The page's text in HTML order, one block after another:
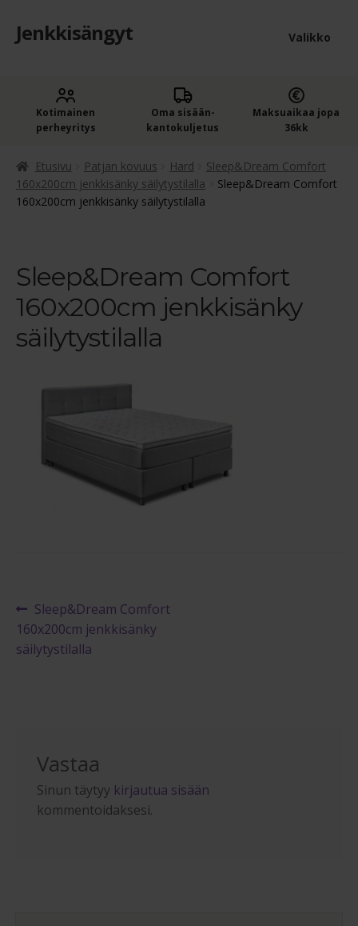
Siirry
navigointiin
Siirry
sisältöön
Jenkkisängyt Valikko
Jenkkisängyt
tason
Oheistuotteet
Ostoskori
Jenkkisängyn ostajan opas
Yleiset ehdot
Blogi – Jenkkisänky
Kotimainen
perheyritys
Oma sisään­
kantokuljetus
Maksuaikaa jopa
36kk
Etusivu Patjan kovuus Hard
Sleep&Dream Comfort
160x200cm jenkkisänky säilytystilalla
Sleep&Dream Comfort
160x200cm jenkkisänky säilytystilalla
Sleep&Dream Comfort
160x200cm jenkkisänky
säilytystilalla
Artikkelien
selaus
Edellinen
artikkeli
Sleep&Dream Comfort
160x200cm jenkkisänky
säilytystilalla
Vastaa
Sinun täytyy kirjautua sisään
kommentoidaksesi.